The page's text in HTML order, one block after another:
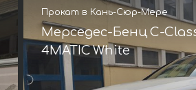
Прокат в Кань-Сюр-Мере
Мерседес-Бенц C-
4MATIC White